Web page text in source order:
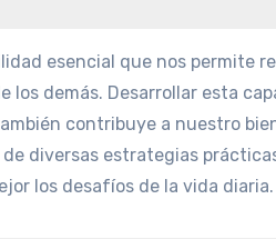
esencial que nos permite
los demás. Desarrollar esta
contribuye a nuestro
diversas estrategias
los desafíos de la vida diaria.